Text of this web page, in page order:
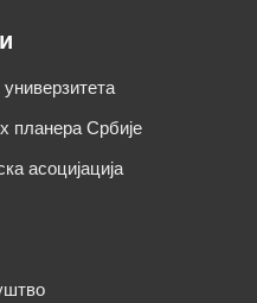
планера Србије
асоцијација